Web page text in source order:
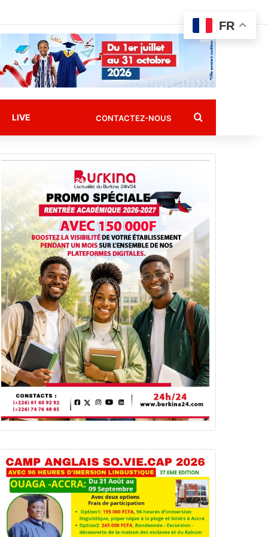
LIVE CONTACTEZ-NOUS Rechercher
FR